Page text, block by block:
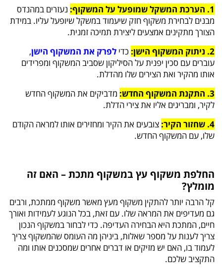
1. הערכת המשקל שמופעל על המשקוף:
נעזרים במהנדס
מבנים לבחירת משקוף חזק שיעמוד במשקל שיופעל עליו. במידת
הצורך מתקינים אמצעים ליצירת תמיכה זמנית.
2. ניתוק המשקוף הישן:
כדי לפרק את המשקוף הישן,
עוברים עם סכין יפנית על הסיליקון שסביב המשקוף ומפרידים
אותו מהקיר ואת הצירים שלו מהדלת.
3. התקנת המשקוף החדש:
מדביקים את המשקוף החדש
לקיר, ומבריגים אליו את צירי הדלת.
4. שחזור הקיר:
צובעים את הקיר ומחזירים אותו למראה הקודם
שלו, עם המשקוף החדש.
החלפת משקוף עץ במשקוף מתכת – האם זה
מומלץ?
קל הרבה יותר להתקין משקוף מעץ מאשר משקוף ממתכת, ורבים
גם מעדיפים את המראה שלו. עם זאת, בכל הנוגע לעמידות ואורך
חיים, המתכת היא הבחירה העדיפה. כדי לבחור במשקוף הנכון
צריך לענות על מספר שאלות, ביניהן מה העומס שהמשקוף צריך
לעמוד בו, האם יש מזיקים או דברים אחרים שמסכנים אותו ומה
התקציב שלכם.